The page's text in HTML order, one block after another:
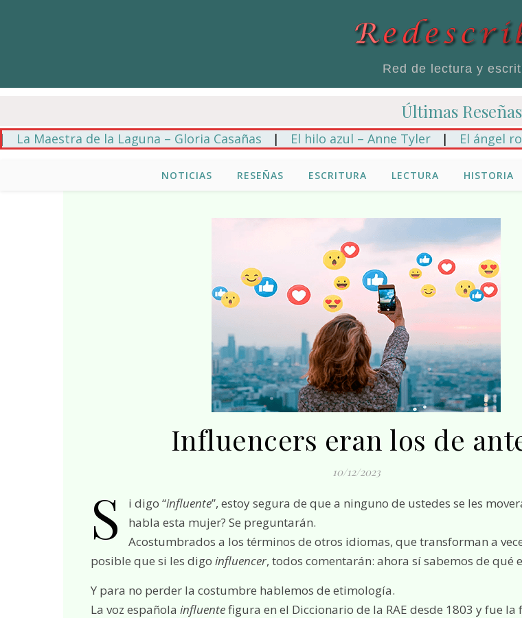
Red de lectura y
Últimas Reseñas
de la Laguna – Gloria Casañas | El hilo azul – Anne Tyler | El ángel roto –
NOTICIAS RESEÑAS ESCRITURA LECTURA HISTORIA
Influencers eran los de
10/12/2023
S i digo “influente”, estoy segura de que a ninguno de ustedes se les
habla esta mujer? Se preguntarán.
Acostumbrados a los términos de otros idiomas, que transforman a
posible que si les digo influencer, todos comentarán: ahora sí sabemos de qué
Y para no perder la costumbre hablemos de etimología.
La voz española influentefigura en el Diccionario de la RAE desde 1803 y fue